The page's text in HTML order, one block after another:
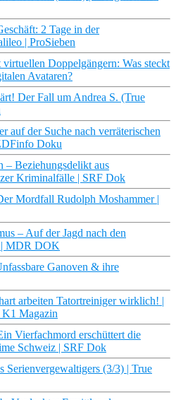
2 Tage in der
| ProSieben
Doppelgängern: Was steckt
Avataren?
Der Fall um Andrea S. (True
auf der Suche nach verräterischen
Doku
– Beziehungsdelikt aus
Kriminalfälle | SRF Dok
Mordfall Rudolph Moshammer |
– Auf der Jagd nach den
| MDR DOK
Ganoven & ihre
arbeiten Tatortreiniger wirklich! |
Magazin
Vierfachmord erschüttert die
Schweiz | SRF Dok
Serienvergewaltigers (3/3) | True